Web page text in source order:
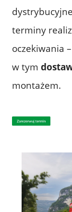
terminy
oczekiwania
w tym
montażem.